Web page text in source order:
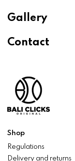
Gallery
Contact
Shop
Regulations
Delivery and returns